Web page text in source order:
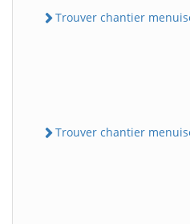
Trouver chantier
Trouver chantier